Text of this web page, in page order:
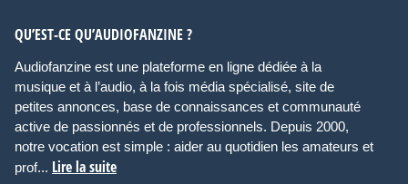
QU’EST-CE QU’AUDIOFANZINE ?
Audiofanzine est une plateforme en ligne dédiée à la
musique et à l’audio, à la fois média spécialisé, site de
petites annonces, base de connaissances et communauté
active de passionnés et de professionnels. Depuis 2000,
notre vocation est simple : aider au quotidien les amateurs et
prof... Lire la suite